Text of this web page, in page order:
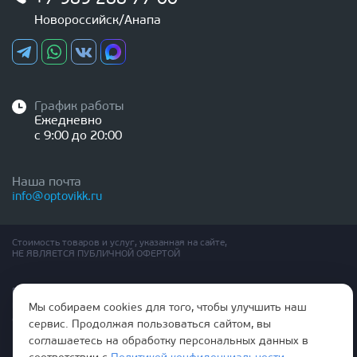
Новороссийск/Анапа
График работы
Ежедневно
с 9:00 до 20:00
Наша почта
info@optovikk.ru
Стоимость товаров и услуг, указанная на сайте,
НЕ ЯВЛЯЕТСЯ ПУБЛИЧНОЙ ОФЕРТОЙ
Правила эксплутации входных и межкомнатных дверей
Политика обработки персональных данных
Согласие на обработку персональных данных
Мы собираем cookies для того, чтобы улучшить наш
сервис. Продолжая пользоваться сайтом, вы
соглашаетесь на обработку персональных данных в